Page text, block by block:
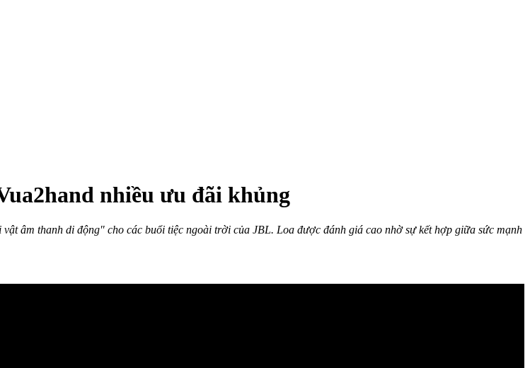
nhiều ưu đãi khủng
âm thanh di động" cho các buổi tiệc ngoài trời của JBL. Loa được đánh giá cao nhờ sự kết hợp giữa sức mạnh